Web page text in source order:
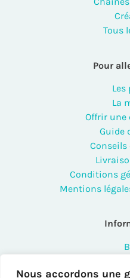
Nous accordons une
Tous
Pour
Les
La
Offrir une
Guide
Conditions
Mentions